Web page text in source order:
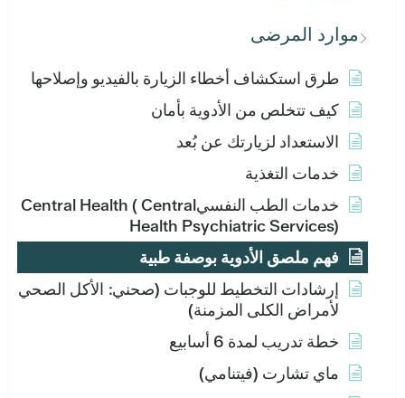
موارد المرضى
طرق استكشاف أخطاء الزيارة بالفيديو وإصلاحها
كيف تتخلص من الأدوية بأمان
الاستعداد لزيارتك عن بُعد
خدمات التغذية
خدمات الطب النفسيCentral Health ( Central
Health Psychiatric Services)
فهم ملصق الأدوية بوصفة طبية
إرشادات التخطيط للوجبات (صحني: الأكل الصحي
لأمراض الكلى المزمنة)
خطة تدريب لمدة 6 أسابيع
ماي تشارت (فيتنامي)